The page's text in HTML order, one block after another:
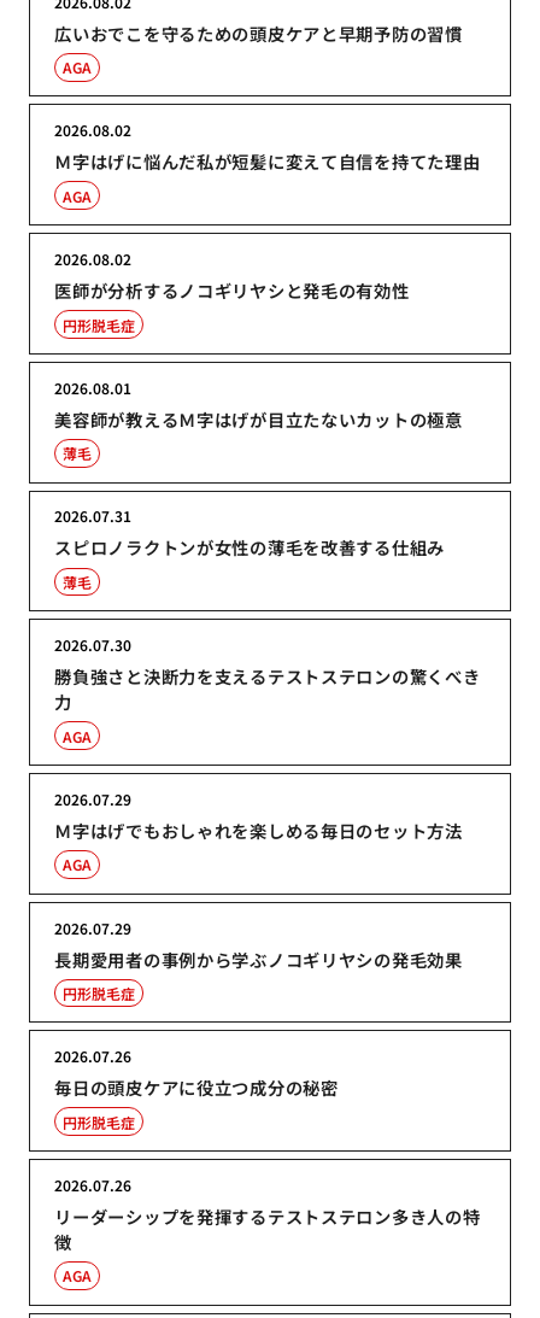
広いおでこを守るための頭皮ケアと早期予防の習慣
AGA
Ｍ字はげに悩んだ私が短髪に変えて自信を持てた理由
2026.08.02
AGA
医師が分析するノコギリヤシと発毛の有効性
2026.08.02
円形脱毛症
美容師が教えるＭ字はげが目立たないカットの極意
2026.08.01
薄毛
スピロノラクトンが女性の薄毛を改善する仕組み
2026.07.31
薄毛
勝負強さと決断力を支えるテストステロンの驚くべき
力
2026.07.30
AGA
Ｍ字はげでもおしゃれを楽しめる毎日のセット方法
2026.07.29
AGA
長期愛用者の事例から学ぶノコギリヤシの発毛効果
2026.07.29
円形脱毛症
毎日の頭皮ケアに役立つ成分の秘密
2026.07.26
円形脱毛症
リーダーシップを発揮するテストステロン多き人の特
徴
2026.07.26
AGA